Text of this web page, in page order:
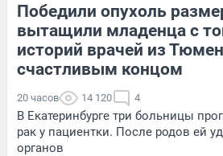
Победили опухоль
вытащили младенца с
историй врачей из
счастливым концом
20 часов 14 120 4
В Екатеринбурге три больницы
рак у пациентки. После родов ей
органов